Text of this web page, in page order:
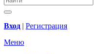
Вход | Регистрация
Меню